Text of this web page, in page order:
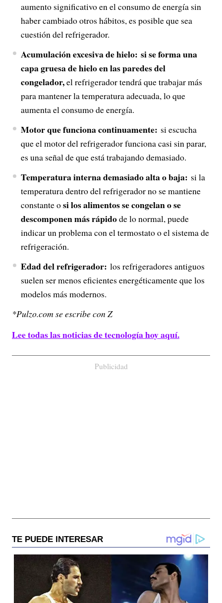
aumento significativo en el consumo de energía sin
haber cambiado otros hábitos, es posible que sea
cuestión del refrigerador.
Acumulación excesiva de hielo: si se forma una
capa gruesa de hielo en las paredes del
congelador,el refrigerador tendrá que trabajar más
para mantener la temperatura adecuada, lo que
aumenta el consumo de energía.
Motor que funciona continuamente: si escucha
que el motor del refrigerador funciona casi sin parar,
es una señal de que está trabajando demasiado.
Temperatura interna demasiado alta o baja: si la
temperatura dentro del refrigerador no se mantiene
constante osi los alimentos se congelan o se
descomponen más rápidode lo normal, puede
indicar un problema con el termostato o el sistema de
refrigeración.
Edad del refrigerador: los refrigeradores antiguos
suelen ser menos eficientes energéticamente que los
modelos más modernos.
*Pulzo.com se escribe con Z
Lee todas las noticias de tecnología hoy aquí.
Publicidad